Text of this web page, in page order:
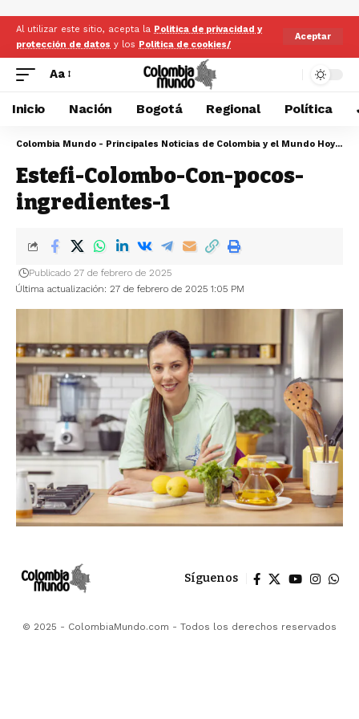
Al utilizar este sitio, acepta la Politica de privacidad y
protección de datos y los Politica de cookies/
Aceptar
Aa
Inicio Nación Bogotá Regional Política
Colombia Mundo - Principales Noticias de Colombia y el Mundo Hoy
>
Estefi-Colombo-Con-pocos-
ingredientes-1
Última actualización: 27 de febrero de 2025 1:05 PM
Publicado 27 de febrero de 2025
Síguenos
© 2025 - ColombiaMundo.com - Todos los derechos reservados